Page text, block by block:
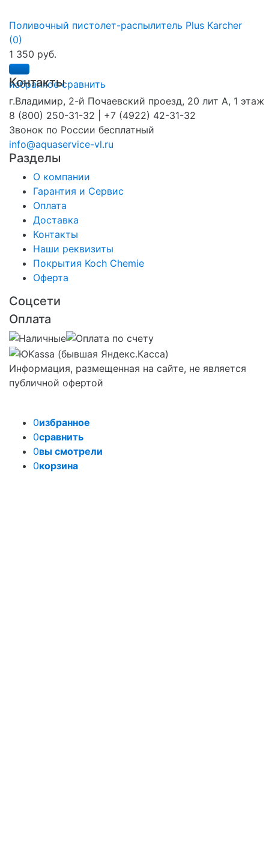
избранное сравнить
Поливочный пистолет-распылитель Plus Karcher
(0)
1 350 руб.
Контакты
г.Владимир, 2-й Почаевский проезд, 20 лит А, 1 этаж
8 (800) 250-31-32 | +7 (4922) 42-31-32
Звонок по России бесплатный
info@aquaservice-vl.ru
Разделы
О компании
Гарантия и Сервис
Оплата
Доставка
Контакты
Наши реквизиты
Покрытия Koch Chemie
Оферта
Соцсети
Оплата
Информация, размещенная на сайте, не является
публичной офертой
0избранное
0сравнить
0вы смотрели
0корзина
Задать вопрос